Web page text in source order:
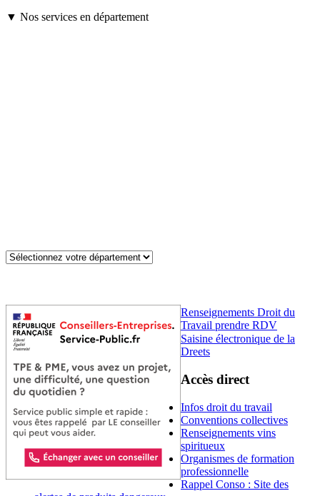
▼ Nos services en département
Renseignements Droit du
Travail prendre RDV
Saisine électronique de la
Dreets
Accès direct
Infos droit du travail
Conventions collectives
Renseignements vins
spiritueux
Organismes de formation
professionnelle
Rappel Conso : Site des